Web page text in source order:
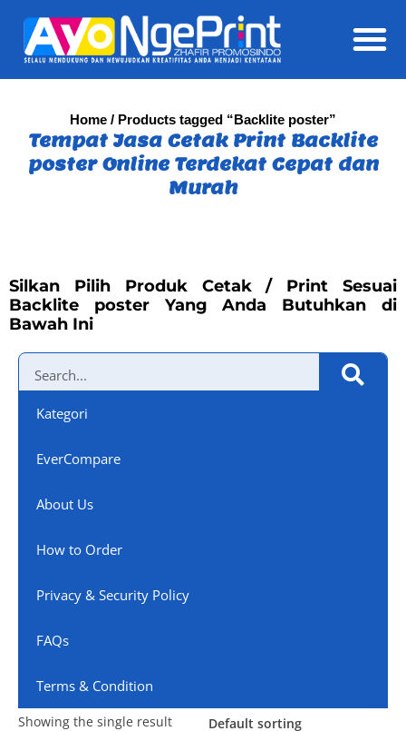
Home / Products tagged “Backlite poster”
Tempat Jasa Cetak Print Backlite
poster Online Terdekat Cepat dan
Murah
Silkan Pilih Produk Cetak / Print Sesuai
Backlite poster Yang Anda Butuhkan di
Bawah Ini
Kategori
EverCompare
About Us
How to Order
Privacy & Security Policy
FAQs
Terms & Condition
Showing the single result